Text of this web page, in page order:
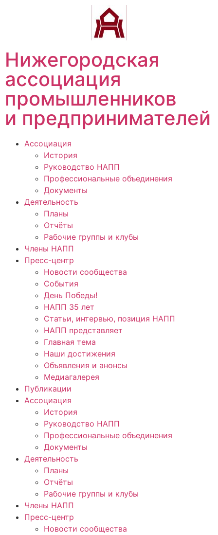
Нижегородская
ассоциация
промышленников
и предпринимателей
Ассоциация
История
Руководство НАПП
Профессиональные объединения
Документы
Деятельность
Планы
Отчёты
Рабочие группы и клубы
Члены НАПП
Пресс-центр
Новости сообщества
События
День Победы!
НАПП 35 лет
Статьи, интервью, позиция НАПП
НАПП представляет
Главная тема
Наши достижения
Объявления и анонсы
Медиагалерея
Публикации
Ассоциация
История
Руководство НАПП
Профессиональные объединения
Документы
Деятельность
Планы
Отчёты
Рабочие группы и клубы
Члены НАПП
Пресс-центр
Новости сообщества